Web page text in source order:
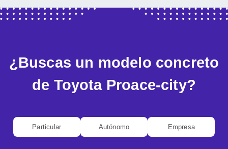
¿Buscas un modelo concreto
de Toyota Proace-city?
Particular Autónomo Empresa